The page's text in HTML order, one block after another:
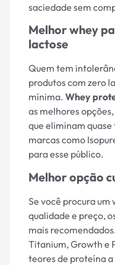
saciedade sem
Melhor whey
lactose
Quem tem
produtos com zero
mínima. Whey
as melhores
que eliminam quase
marcas como
para esse público.
Melhor opção
Se você procura
qualidade e preço,
mais
Titanium, Growth e
teores de proteína a